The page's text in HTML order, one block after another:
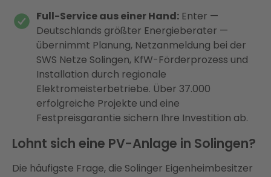
Full-Service aus einer Hand: Enter —
Deutschlands größter Energieberater —
übernimmt Planung, Netzanmeldung bei der
SWS Netze Solingen, KfW-Förderprozess und
Installation durch regionale
Elektromeisterbetriebe. Über 37.000
erfolgreiche Projekte und eine
Festpreisgarantie sichern Ihre Investition ab.
Lohnt sich eine PV-Anlage in Solingen?
Die häufigste Frage, die Solinger Eigenheimbesitzer